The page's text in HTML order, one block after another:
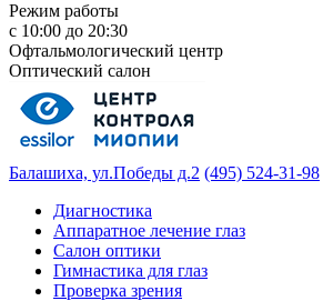
Режим работы
с 10:00 до 20:30
Офтальмологический центр
Оптический салон
Балашиха, ул.Победы д.2 (495) 524-31-98
Диагностика
Аппаратное лечение глаз
Салон оптики
Гимнастика для глаз
Проверка зрения